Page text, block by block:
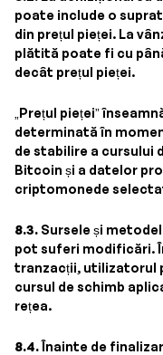
poate include o
din prețul pieței. La
plătită poate fi cu
decât prețul pieței.
„Prețul pieței”
determinată în
de stabilire a cursului
Bitcoin și a datelor
criptomonede
8.3. Sursele și
pot suferi modificări.
tranzacții, utilizatorul
cursul de schimb
rețea.
8.4.Înainte de